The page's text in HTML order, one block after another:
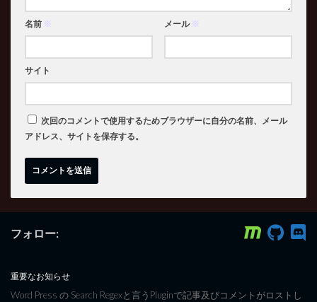
名前 ※ メール ※
サイト
次回のコメントで使用するためブラウザーに自分の名前、メール
アドレス、サイトを保存する。
フォロー:
重要なお知らせ
Word Press の Search Regexと言うPluginで記事及びコメントがロストし